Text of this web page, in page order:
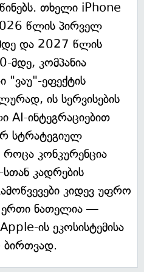
თხელი iPhone
წლის პირველ
და 2027 წლის
მდე, კომპანია
ეფექტის
ის სერვისების
AI-ინტეგრაციებით
სტრატეგიულ
როცა კონკურენცია
კადრების
კიდევ უფრო
ერთი ნათელია —
ის ეკოსისტემისა
ბირთვად.